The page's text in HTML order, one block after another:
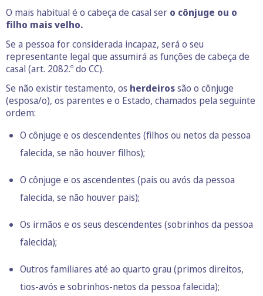
O mais habitual é o cabeça de casal ser o cônjuge ou o
filho mais velho.
Se a pessoa for considerada incapaz, será o seu
representante legal que assumirá as funções de cabeça de
casal (art. 2082.º do CC).
Se não existir testamento, os herdeirossão o cônjuge
(esposa/o), os parentes e o Estado, chamados pela seguinte
ordem:
O cônjuge e os descendentes (filhos ou netos da pessoa
falecida, se não houver filhos);
O cônjuge e os ascendentes (pais ou avós da pessoa
falecida, se não houver pais);
Os irmãos e os seus descendentes (sobrinhos da pessoa
falecida);
Outros familiares até ao quarto grau (primos direitos,
tios-avós e sobrinhos-netos da pessoa falecida);